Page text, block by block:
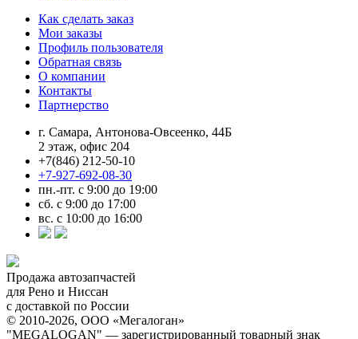
Как сделать заказ
Мои заказы
Профиль пользователя
Обратная связь
О компании
Контакты
Партнерство
г. Самара, Антонова-Овсеенко, 44Б
2 этаж, офис 204
+7(846) 212-50-10
+7-927-692-08-30
пн.-пт. с 9:00 до 19:00
сб. с 9:00 до 17:00
вс. с 10:00 до 16:00
Продажа автозапчастей
для Рено и Ниссан
с доставкой по России
© 2010-2026, ООО «Мегалоган»
"MEGALOGAN" — зарегистрированный товарный знак